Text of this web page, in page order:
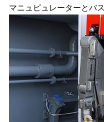
マニュピュレーターとバ